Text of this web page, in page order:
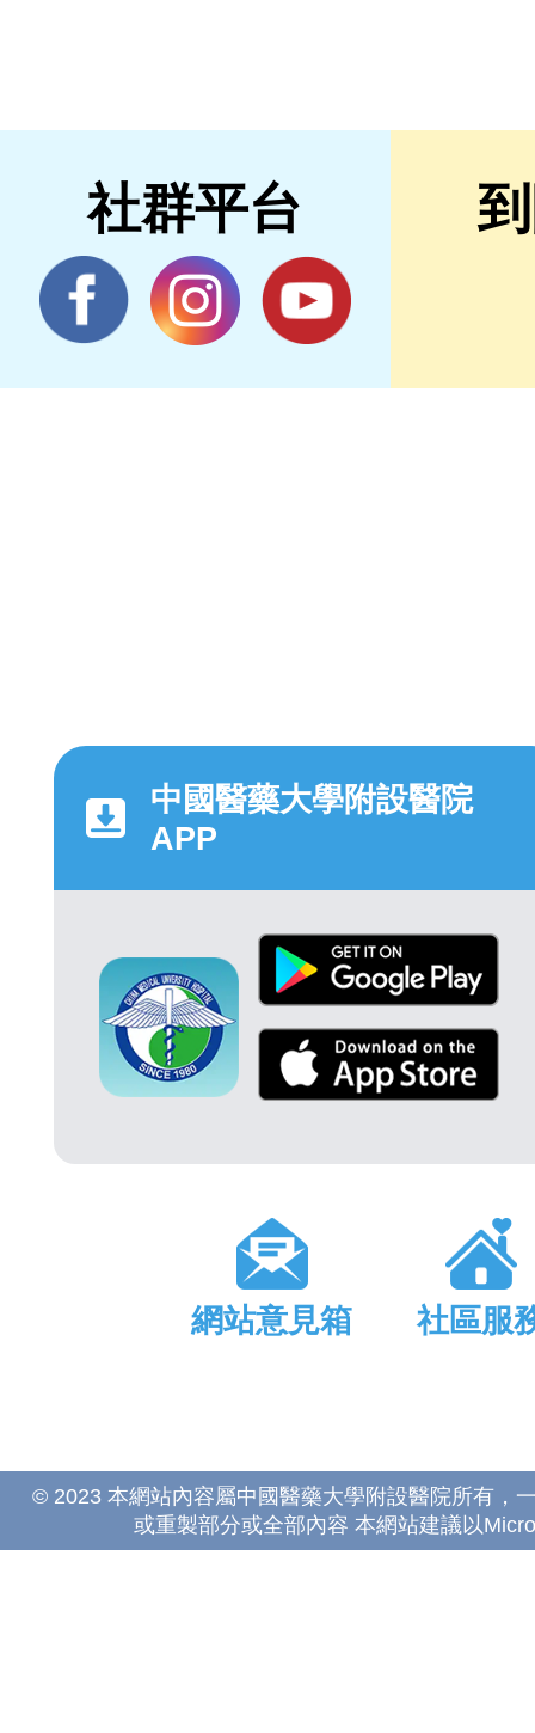
社群平台
中國醫藥大學附設醫院
APP
網站意見箱 社區服
© 2023 本網站內容屬中國醫藥大學附設醫院所有，
或重製部分或全部內容 本網站建議以